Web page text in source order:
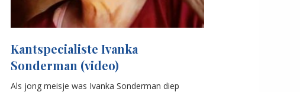
Kantspecialiste Ivanka
Sonderman (video)
Als jong meisje was Ivanka Sonderman diep